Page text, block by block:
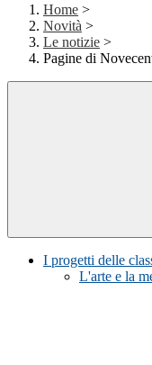
Home >
Novità >
Le notizie >
Pagine di
I progetti delle
L'arte e la